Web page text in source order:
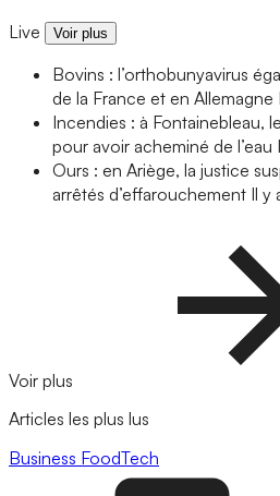
Live Voir plus
Bovins : l’orthobunyavirus
de la France et en Allemagne
Incendies : à Fontainebleau,
pour avoir acheminé de l’eau
Ours : en Ariège, la justice
arrêtés d’effarouchement Il y
Voir plus
Articles les plus lus
Business FoodTech